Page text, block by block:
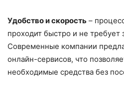
Удобство и скорость –
проходит быстро и не требует
Современные компании
онлайн-сервисов, что
необходимые средства без